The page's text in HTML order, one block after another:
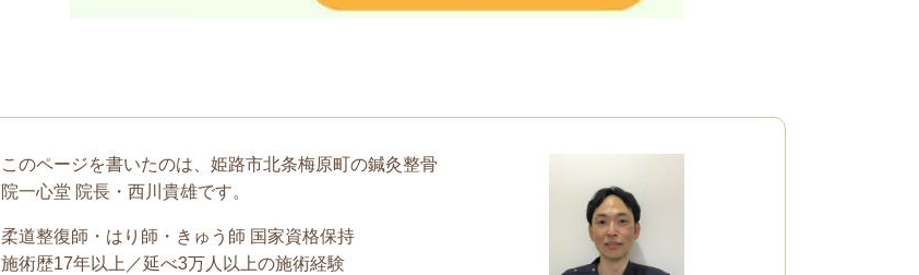
このページを書いたのは、姫路市北条梅原町の鍼灸整骨
院一心堂 院長・西川貴雄です。
柔道整復師・はり師・きゅう師 国家資格保持
施術歴17年以上／延べ3万人以上の施術経験